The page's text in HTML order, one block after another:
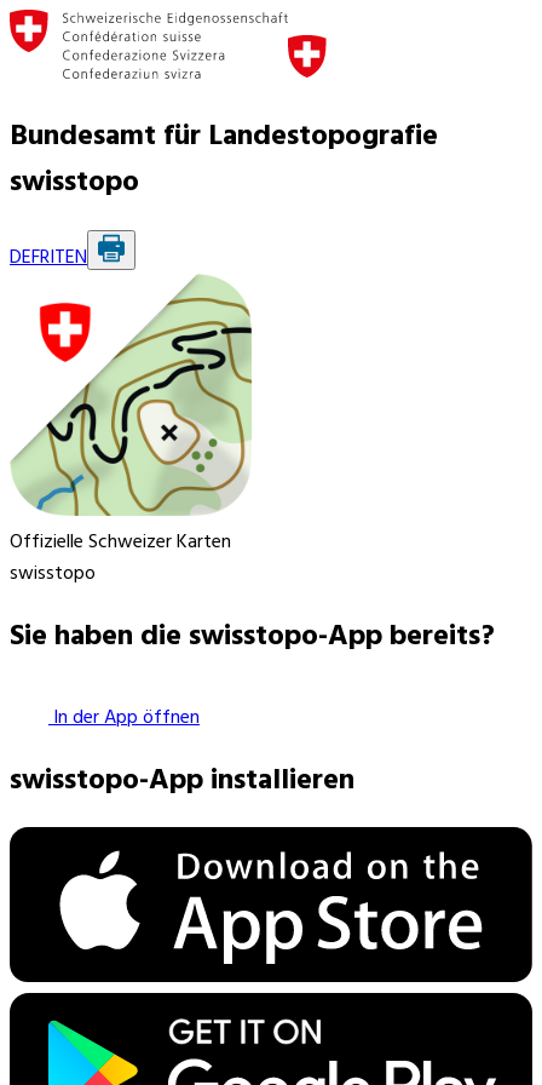
Bundesamt für Landestopografie
swisstopo
DEFRITEN
Offizielle Schweizer Karten
swisstopo
Sie haben die swisstopo-App bereits?
In der App öffnen
swisstopo-App installieren